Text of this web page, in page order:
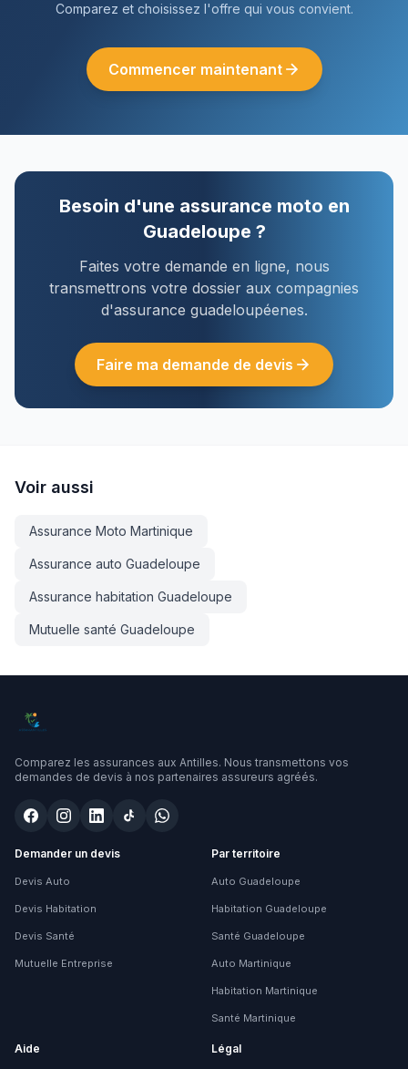
Comparez et choisissez l'offre qui vous convient.
Commencer maintenant
Besoin d'une assurance moto en
Guadeloupe ?
Faites votre demande en ligne, nous
transmettrons votre dossier aux compagnies
d'assurance guadeloupéenes.
Faire ma demande de devis
Voir aussi
Assurance Moto Martinique
Assurance auto Guadeloupe
Assurance habitation Guadeloupe
Mutuelle santé Guadeloupe
Comparez les assurances aux Antilles. Nous transmettons vos
demandes de devis à nos partenaires assureurs agréés.
Demander un devis
Devis Auto
Devis Habitation
Devis Santé
Mutuelle Entreprise
Par territoire
Auto Guadeloupe
Habitation Guadeloupe
Santé Guadeloupe
Auto Martinique
Habitation Martinique
Santé Martinique
Aide Légal